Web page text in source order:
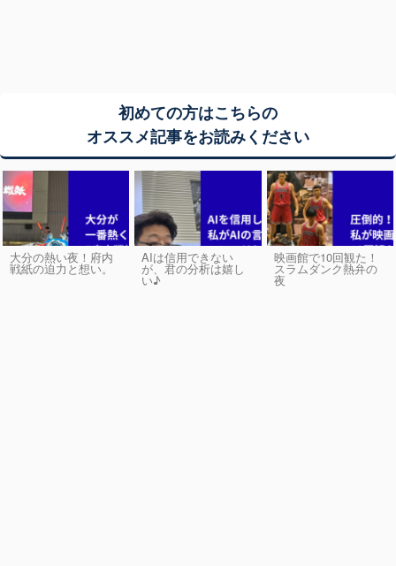
初めての方はこちらの
オススメ記事をお読みください
大分の熱い夜！府内
戦紙の迫力と想い。
AIは信用できない
が、君の分析は嬉し
い♪
映画館で10回観た！
スラムダンク熱弁の
夜